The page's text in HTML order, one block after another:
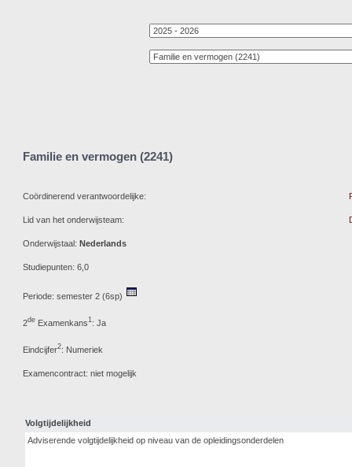
Familie en vermogen (2241)
Coördinerend verantwoordelijke:
Lid van het onderwijsteam:
Onderwijstaal: Nederlands
Studiepunten: 6,0
Periode: semester 2 (6sp)
2de Examenkans1: Ja
Eindcijfer2: Numeriek
Examencontract: niet mogelijk
Volgtijdelijkheid
Adviserende volgtijdelijkheid op niveau van de opleidingsonderdelen